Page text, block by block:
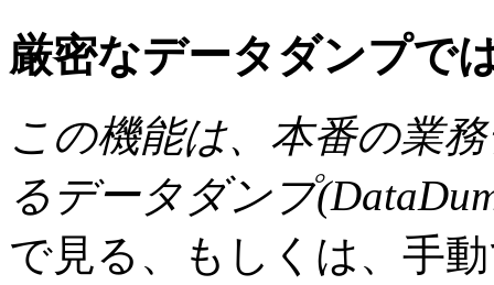
厳密なデータダンプで
この機能は、本番の業
るデータダンプ
で見る、もしくは、手